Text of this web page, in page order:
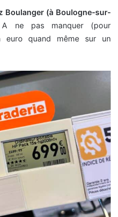
Boulanger (à Boulogne-sur-
A ne pas manquer (pour
euro quand même sur un